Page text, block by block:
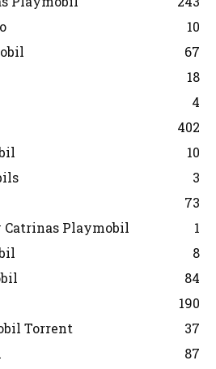
10
67
18
4
402
10
3
73
Catrinas Playmobil
1
8
84
190
Torrent
37
87